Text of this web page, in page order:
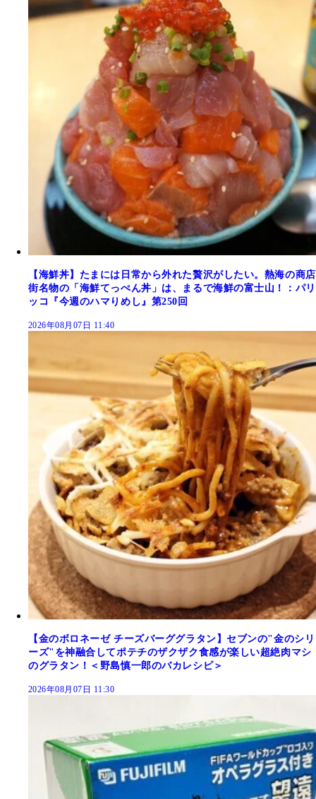
【海鮮丼】たまには日常から外れた贅沢がしたい。熱海の商店
街名物の「海鮮てっぺん丼」は、まるで海鮮の富士山！：パリ
ッコ『今週のハマりめし』第250回
2026年08月07日 11:40
【金のボロネーゼ チーズバーググラタン】セブンの"金のシリ
ーズ"を神融合してポテチのザクザク食感が楽しい超絶肉マシ
のグラタン！＜野島慎一郎のバカレシピ＞
2026年08月07日 11:30